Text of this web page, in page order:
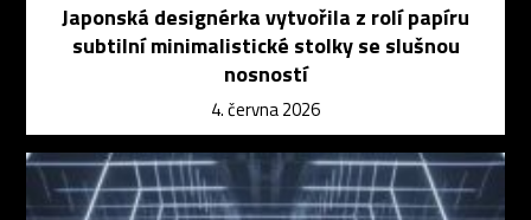
Japonská designérka vytvořila z rolí papíru
subtilní minimalistické stolky se slušnou
nosností
4. června 2026